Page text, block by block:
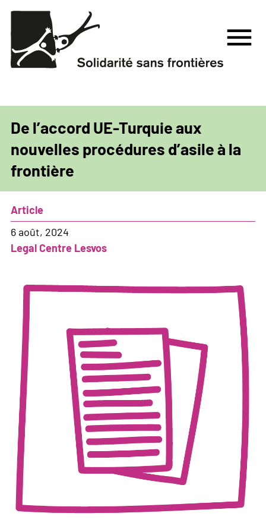
Aller
contenu
principal
menu
De l’accord UE-Turquie aux
nouvelles procédures d’asile à la
frontière
Article
6 août, 2024
Legal Centre Lesvos